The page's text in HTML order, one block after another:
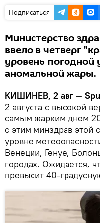
Подписаться
Министерство
ввело в четверг
уровень погодной
аномальной жары.
КИШИНЕВ, 2 авг —
2 августа с высокой
самым жарким днем
с этим минздрав этой
уровне
Венеции, Генуе,
городах. Ожидается,
превысит 40-